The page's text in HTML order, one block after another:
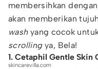
membersihkan
akan memberikan
washyang cocok
scrollingya, Bela!
1. Cetaphil Gentle Skin
skincarevilla.com